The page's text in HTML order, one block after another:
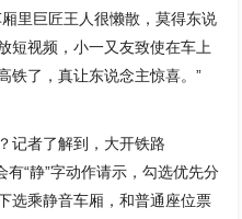
里巨匠王人很懒散，莫得东说
短视频，小一又友致使在车上
铁了，真让东说念主惊喜。”
者了解到，大开铁路
“静”字动作请示，勾选优先分
选乘静音车厢，和普通座位票